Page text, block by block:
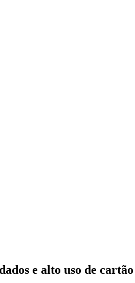
e alto uso de